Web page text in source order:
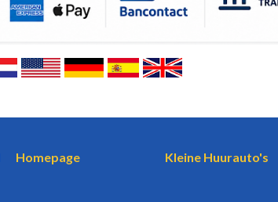
Homepage Kleine Huurauto's